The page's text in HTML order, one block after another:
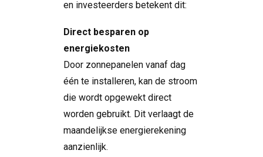
en investeerders betekent dit:
Direct besparen op
energiekosten
Door zonnepanelen vanaf dag
één te installeren, kan de stroom
die wordt opgewekt direct
worden gebruikt. Dit verlaagt de
maandelijkse energierekening
aanzienlijk.